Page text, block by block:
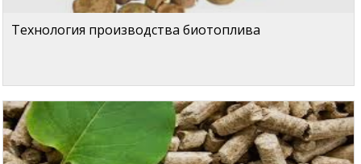
Технология производства биотоплива